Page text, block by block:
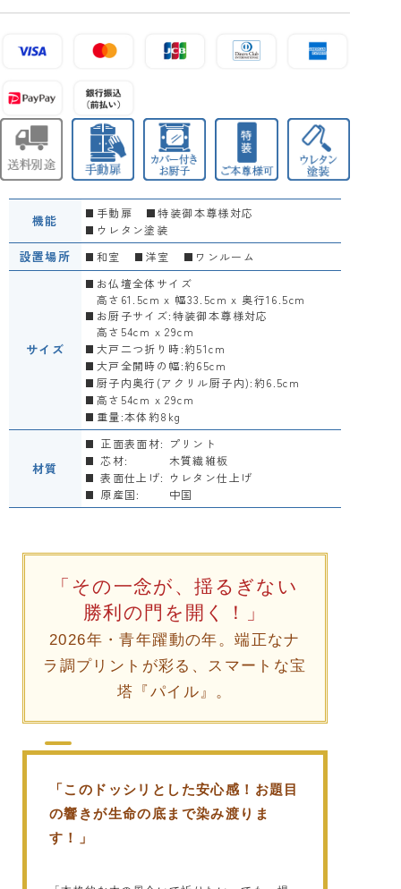
機能 手動扉
特装御本尊様対応
ウレタン塗装
設置場所 和室 洋室 ワンルーム
サイズ
お仏壇全体サイズ
高さ61.5cm x 幅33.5cm x 奥行16.5cm
お厨子サイズ:特装御本尊様対応
高さ54cm x 29cm
大戸二つ折り時:約51cm
大戸全開時の幅:約65cm
厨子内奥行(アクリル厨子内):約6.5cm
高さ54cm x 29cm
重量:本体約8kg
材質
正面表面材: プリント
芯材:
木質繊維板
表面仕上げ: ウレタン仕上げ
原産国:
中国
「その一念が、揺るぎない
勝利の門を開く！」
2026年・青年躍動の年。端正なナ
ラ調プリントが彩る、スマートな宝
塔『パイル』。
「このドッシリとした安心感！お題目
の響きが生命の底まで染み渡りま
す！」